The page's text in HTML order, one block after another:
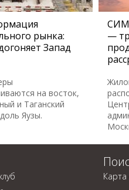
рынка:
Запад
на восток,
и Таганский
Яузы.
—
Карта